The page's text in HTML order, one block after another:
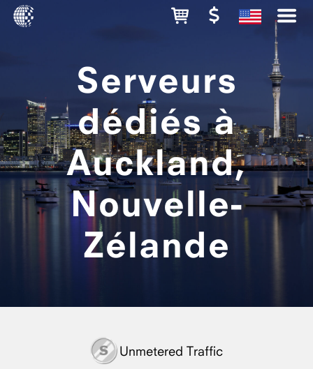
Serveurs
dédiés à
Auckland,
Nouvelle-
Zélande
Unmetered Traffic